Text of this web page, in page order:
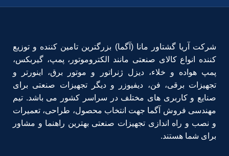
شرکت آریا گشتاور مانا (آگما) بزرگترین تامین کننده و توزیع
کننده انواع کالای صنعتی مانند الکتروموتور، پمپ، گیربکس،
پمپ هواده و خلاء، دیزل ژنراتور و موتور برق، اینورتر و
تجهیزات برقی، فن، دیفیوزر و دیگر تجهیزات صنعتی برای
صنایع و کاربری های مختلف در سراسر کشور می باشد. تیم
مهندسی فروش آگما جهت انتخاب محصول، طراحی، تعمیرات
و نصب و راه اندازی تجهیزات صنعتی بهترین راهنما و مشاور
برای شما هستند.